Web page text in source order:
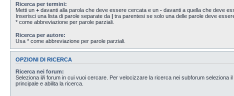
Ricerca per termini:
Metti un + davanti alla parola che deve essere cercata e un - davanti a quella che deve
Inserisci una lista di parole separate da | tra parentesi se solo una delle parole deve
* come abbreviazione per parole parziali.
Ricerca per autore:
Usa * come abbreviazione per parole parziali.
OPZIONI DI RICERCA
Ricerca nei forum:
Seleziona il/i forum in cui vuoi cercare. Per velocizzare la ricerca nei subforum seleziona il
principale e abilita la ricerca.